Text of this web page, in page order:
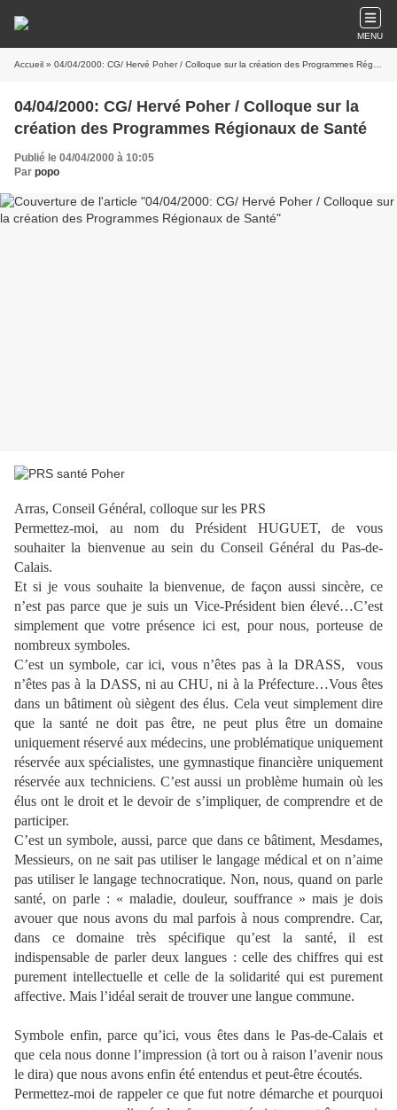
MENU
Accueil » 04/04/2000: CG/ Hervé Poher / Colloque sur la création des Programmes Régionaux de Santé
04/04/2000: CG/ Hervé Poher / Colloque sur la
création des Programmes Régionaux de Santé
Publié le 04/04/2000 à 10:05
Par popo
Arras, Conseil Général, colloque sur les PRS
Permettez-moi, au nom du Président HUGUET, de vous
souhaiter la bienvenue au sein du Conseil Général du Pas-de-
Calais.
Et si je vous souhaite la bienvenue, de façon aussi sincère, ce
n’est pas parce que je suis un Vice-Président bien élevé…C’est
simplement que votre présence ici est, pour nous, porteuse de
nombreux symboles.
C’est un symbole, car ici, vous n’êtes pas à la DRASS,
vous
n’êtes pas à la DASS, ni au CHU, ni à la Préfecture…Vous êtes
dans un bâtiment où siègent des élus. Cela veut simplement dire
que la santé ne doit pas être, ne peut plus être un domaine
uniquement réservé aux médecins, une problématique uniquement
réservée aux spécialistes, une gymnastique financière uniquement
réservée aux techniciens. C’est aussi un problème humain où les
élus ont le droit et le devoir de s’impliquer, de comprendre et de
participer.
C’est un symbole, aussi, parce que dans ce bâtiment, Mesdames,
Messieurs, on ne sait pas utiliser le langage médical et on n’aime
pas utiliser le langage technocratique. Non, nous, quand on parle
santé, on parle : « maladie, douleur, souffrance » mais je dois
avouer que nous avons du mal parfois à nous comprendre. Car,
dans ce domaine très spécifique qu’est la santé, il est
indispensable de parler deux langues : celle des chiffres qui est
purement intellectuelle et celle de la solidarité qui est purement
affective. Mais l’idéal serait de trouver une langue commune.
Symbole enfin, parce qu’ici, vous êtes dans le Pas-de-Calais et
que cela nous donne l’impression (à tort ou à raison l’avenir nous
le dira) que nous avons enfin été entendus et peut-être écoutés.
Permettez-moi de rappeler ce que fut notre démarche et pourquoi